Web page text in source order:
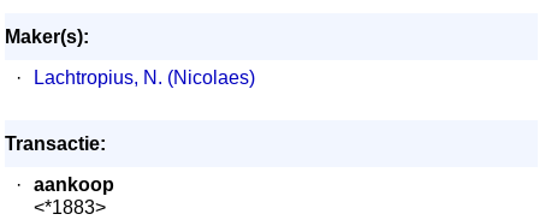
Maker(s):
·
Lachtropius, N. (Nicolaes)
Transactie:
·
aankoop
<*1883>